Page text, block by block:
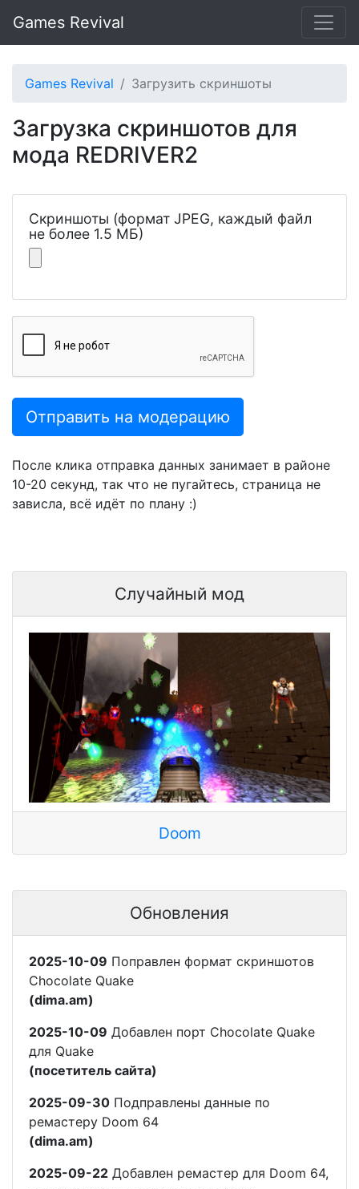
Games Revival
Games Revival Загрузить скриншоты
Загрузка скриншотов для
мода REDRIVER2
Скриншоты (формат JPEG, каждый файл
не более 1.5 МБ)
Отправить на модерацию
После клика отправка данных занимает в районе
10-20 секунд, так что не пугайтесь, страница не
зависла, всё идёт по плану :)
Случайный мод
Doom
Обновления
2025-10-09 Поправлен формат скриншотов
Chocolate Quake
(dima.am)
2025-10-09 Добавлен порт Chocolate Quake
для Quake
(посетитель сайта)
2025-09-30 Подправлены данные по
ремастеру Doom 64
(dima.am)
2025-09-22 Добавлен ремастер для Doom 64,